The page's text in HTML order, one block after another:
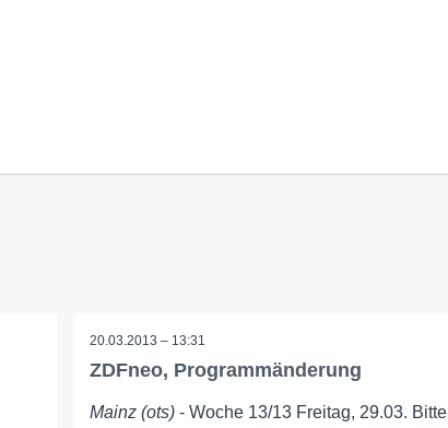
20.03.2013 – 13:31
ZDFneo, Programmänderung
Mainz (ots)- Woche 13/13 Freitag, 29.03. Bitte